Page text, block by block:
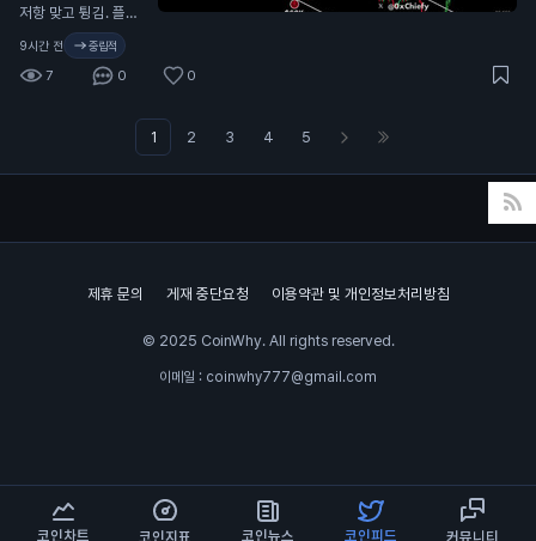
코인차트 코인지표 코인뉴스 코인피드 커뮤니티
저항 맞고 튕김. 플랜
은 심플함: $65K →
$52K → $45K →
$30K 기억해둬: 나 2
고, 2025년 $126K
고점도 공개 콜함. 다
9시간 전 중립적
7 0 0
1 2 3 4 5
제휴 문의 게재 중단요청 이용약관 및 개인정보처리방침
© 2025 CoinWhy. All rights reserved.
이메일 : coinwhy777@gmail.com